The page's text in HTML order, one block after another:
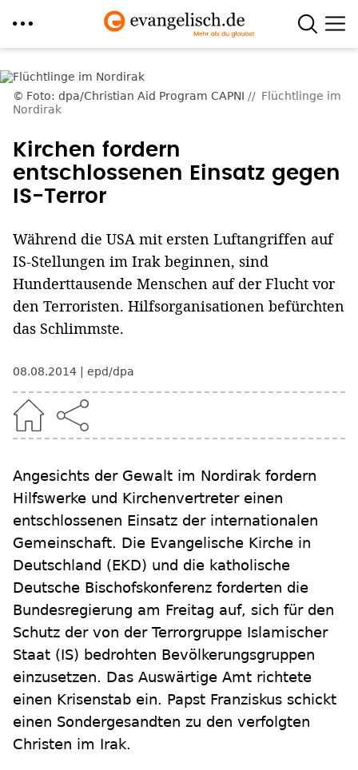
zum
InhaltFoto: dpa/Christian Aid Program CAPNI
Flüchtlinge im
Nordirak
Kirchen fordern
entschlossenen Einsatz gegen
IS-Terror
Während die USA mit ersten Luftangriffen auf
IS-Stellungen im Irak beginnen, sind
Hunderttausende Menschen auf der Flucht vor
den Terroristen. Hilfsorganisationen befürchten
das Schlimmste.
08.08.2014 epd/dpa
Angesichts der Gewalt im Nordirak fordern
Hilfswerke und Kirchenvertreter einen
entschlossenen Einsatz der internationalen
Gemeinschaft. Die Evangelische Kirche in
Deutschland (EKD) und die katholische
Deutsche Bischofskonferenz forderten die
Bundesregierung am Freitag auf, sich für den
Schutz der von der Terrorgruppe Islamischer
Staat (IS) bedrohten Bevölkerungsgruppen
einzusetzen. Das Auswärtige Amt richtete
einen Krisenstab ein. Papst Franziskus schickt
einen Sondergesandten zu den verfolgten
Christen im Irak.